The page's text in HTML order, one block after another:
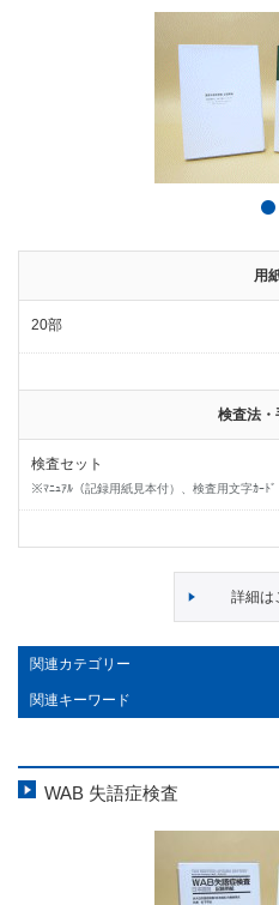
用
20部
検査法・
検査セット
※ﾏﾆｭｱﾙ（記録用紙見本付）、検査用文字ｶｰﾄ
詳細は
関連カテゴリー
関連キーワード
WAB 失語症検査